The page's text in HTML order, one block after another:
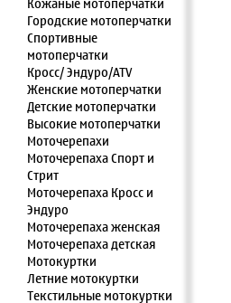
Городские мотоперчатки
Спортивные
мотоперчатки
Кросс/ Эндуро/ATV
Женские мотоперчатки
Детские мотоперчатки
Высокие мотоперчатки
Моточерепахи
Моточерепаха Спорт и
Стрит
Моточерепаха Кросс и
Эндуро
Моточерепаха женская
Моточерепаха детская
Мотокуртки
Летние мотокуртки
Текстильные мотокуртки